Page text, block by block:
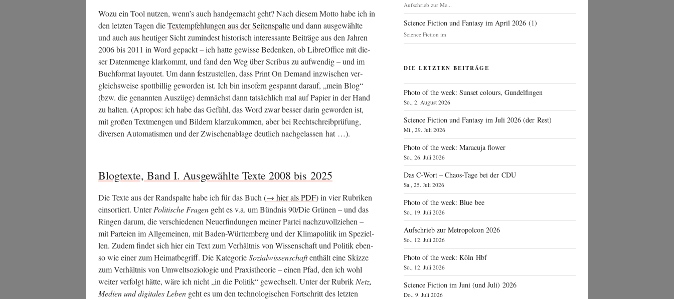
Wozu ein Tool nut­zen, wenn’s auch hand­ge­macht geht? Nach die­sem Mot­to habe ich in
den letz­ten Tagen dieText­emp­feh­lun­gen aus der Sei­ten­spal­teund dann aus­ge­wähl­te
und auch aus heu­ti­ger Sicht zumin­dest his­to­risch inter­es­san­te Bei­trä­ge aus den Jah­ren
2006 bis 2011 in Word gepackt – ich hat­te gewis­se Beden­ken, ob Libre­Of­fice mit die­
ser Daten­men­ge klar­kommt, und fand den Weg über Scri­bus zu auf­wen­dig – und im
Buch­for­mat lay­outet. Um dann fest­zu­stel­len, dass Print On Demand inzwi­schen ver­
gleichs­wei­se spott­bil­lig gewor­den ist. Ich bin inso­fern gespannt dar­auf, „mein Blog“
(bzw. die genann­ten Aus­zü­ge) dem­nächst dann tat­säch­lich mal auf Papier in der Hand
zu hal­ten. (Apro­pos: ich habe das Gefühl, das Word zwar bes­ser dar­in gewor­den ist,
mit gro­ßen Text­men­gen und Bil­dern klar­zu­kom­men, aber bei Recht­schreib­prü­fung,
diver­sen Auto­ma­tis­men und der Zwi­schen­ab­la­ge deut­lich nach­ge­las­sen hat …).
Blogtexte, Band I. Ausgewählte Texte 2008 bis 2025
Die Tex­te aus der Rand­spal­te habe ich für das Buch (→ hier als PDF) in vier Rubri­ken
ein­sor­tiert. UnterPoli­ti­sche Fra­gen geht es v.a. um Bünd­nis 90/Die Grü­nen – und das
Rin­gen dar­um, die ver­schie­de­nen Neu­erfin­dun­gen mei­ner Par­tei nach­zu­voll­zie­hen –
mit Par­tei­en im All­ge­mei­nen, mit Baden-Würt­tem­berg und der Kli­ma­po­li­tik im Spe­zi­el­
len. Zudem fin­det sich hier ein Text zum Ver­hält­nis von Wis­sen­schaft und Poli­tik eben­
so wie einer zum Hei­mat­be­griff. Die Kate­go­rieSozi­al­wis­sen­schaftent­hält eine Skiz­ze
zum Ver­hält­nis von Umwelt­so­zio­lo­gie und Pra­xis­theo­rie – einen Pfad, den ich wohl
wei­ter ver­folgt hät­te, wäre ich nicht „in die Poli­tik“ gewech­selt. Unter der Rubrik Netz,
Medi­en und digi­ta­les Leben geht es um den tech­no­lo­gi­schen Fort­schritt des letz­ten
Aufschrieb zur Me...
Science Fiction und Fantasy im April 2026 (1)
Science Fiction im
DIE LETZTEN BEITRÄGE
Photo of the week: Sunset colours, Gundelfingen
So., 2. August 2026
Science Fiction und Fantasy im Juli 2026 (der Rest)
Mi., 29. Juli 2026
Photo of the week: Maracuja flower
So., 26. Juli 2026
Das C‑Wort – Chaos-Tage bei der CDU
Sa., 25. Juli 2026
Photo of the week: Blue bee
So., 19. Juli 2026
Aufschrieb zur Metropolcon 2026
So., 12. Juli 2026
Photo of the week: Köln Hbf
So., 12. Juli 2026
Science Fiction im Juni (und Juli) 2026
Do., 9. Juli 2026